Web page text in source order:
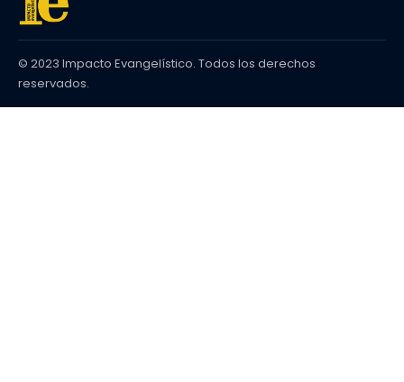
© 2023 Impacto Evangelístico. Todos los derechos
reservados.